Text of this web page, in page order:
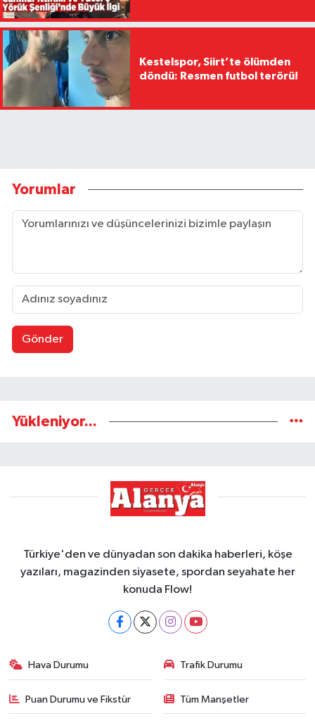
Kestelspor, Siirt’te ölümden
döndü: Resmen futbol terörü!
Yorumlar
Gönder
Yükleniyor...
Türkiye'den ve dünyadan son dakika haberleri, köşe
yazıları, magazinden siyasete, spordan seyahate her
konuda Flow!
Hava Durumu Trafik Durumu
Puan Durumu ve Fikstür Tüm Manşetler